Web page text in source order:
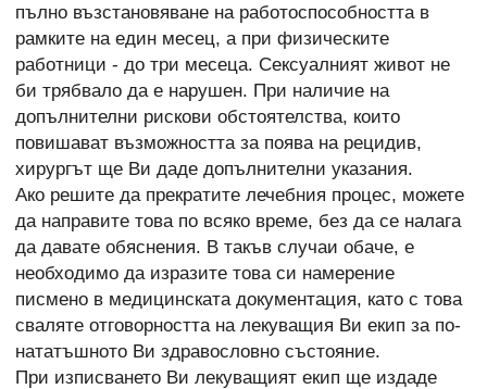
пълно възстановяване на работоспособността в
рамките на един месец, а при физическите
работници - до три месеца. Сексуалният живот не
би трябвало да е нарушен. При наличие на
допълнителни рискови обстоятелства, които
повишават възможността за поява на рецидив,
хирургът ще Ви даде допълнителни указания.
Ако решите да прекратите лечебния процес, можете
да направите това по всяко време, без да се налага
да давате обяснения. В такъв случаи обаче, е
необходимо да изразите това си намерение
писмено в медицинската документация, като с това
сваляте отговорността на лекуващия Ви екип за по-
нататъшното Ви здравословно състояние.
При изписването Ви лекуващият екип ще издаде